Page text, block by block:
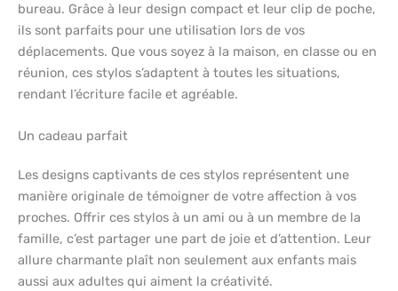
bureau. Grâce à leur design compact et leur clip de poche,
ils sont parfaits pour une utilisation lors de vos
déplacements. Que vous soyez à la maison, en classe ou en
réunion, ces stylos s’adaptent à toutes les situations,
rendant l’écriture facile et agréable.
Un cadeau parfait
Les designs captivants de ces stylos représentent une
manière originale de témoigner de votre affection à vos
proches. Offrir ces stylos à un ami ou à un membre de la
famille, c’est partager une part de joie et d’attention. Leur
allure charmante plaît non seulement aux enfants mais
aussi aux adultes qui aiment la créativité.